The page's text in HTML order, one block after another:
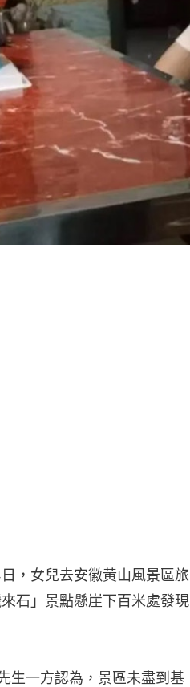
，女兒去安徽黃山風景區旅
石」景點懸崖下百米處發現
生一方認為，景區未盡到基